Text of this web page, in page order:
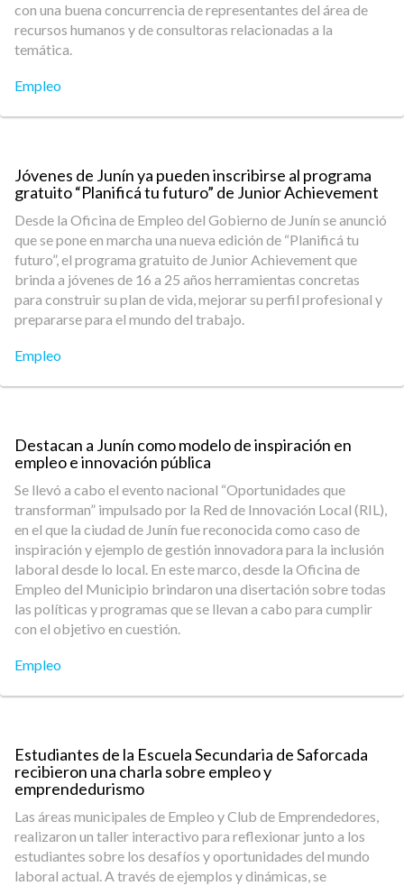
con una buena concurrencia de representantes del área de
recursos humanos y de consultoras relacionadas a la
temática.
Empleo
Jóvenes de Junín ya pueden inscribirse al programa
gratuito “Planificá tu futuro” de Junior Achievement
Desde la Oficina de Empleo del Gobierno de Junín se anunció
que se pone en marcha una nueva edición de “Planificá tu
futuro”, el programa gratuito de Junior Achievement que
brinda a jóvenes de 16 a 25 años herramientas concretas
para construir su plan de vida, mejorar su perfil profesional y
prepararse para el mundo del trabajo.
Empleo
Destacan a Junín como modelo de inspiración en
empleo e innovación pública
Se llevó a cabo el evento nacional “Oportunidades que
transforman” impulsado por la Red de Innovación Local (RIL),
en el que la ciudad de Junín fue reconocida como caso de
inspiración y ejemplo de gestión innovadora para la inclusión
laboral desde lo local. En este marco, desde la Oficina de
Empleo del Municipio brindaron una disertación sobre todas
las políticas y programas que se llevan a cabo para cumplir
con el objetivo en cuestión.
Empleo
Estudiantes de la Escuela Secundaria de Saforcada
recibieron una charla sobre empleo y
emprendedurismo
Las áreas municipales de Empleo y Club de Emprendedores,
realizaron un taller interactivo para reflexionar junto a los
estudiantes sobre los desafíos y oportunidades del mundo
laboral actual. A través de ejemplos y dinámicas, se